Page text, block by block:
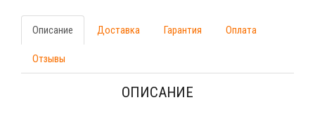
Описание Доставка Гарантия Оплата
Отзывы
ОПИСАНИЕ